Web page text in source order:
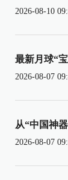
2026-08-10
最新月球“
2026-08-07
从“中国神
2026-08-07